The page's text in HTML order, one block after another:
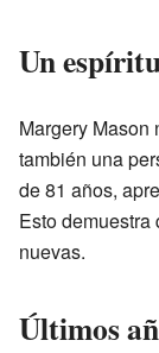
Un
Margery Mason
también una
de 81 años,
Esto
nuevas.
Últimos